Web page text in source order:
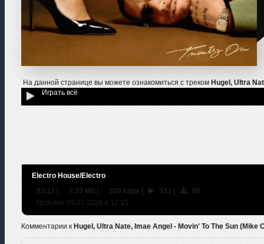
На данной странице вы можете ознакомиться с треком Hugel, Ultra
Играть всё
Electro House/Electro
03:11 | 7.37 Мб | 320 kbps | 533 |
80
Nicksher 09.07.2026 в 12:15
Комментарии к Hugel, Ultra Nate, Imae Angel - Movin' To The Sun (Mike